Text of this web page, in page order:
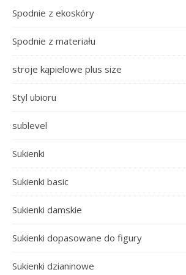
Spodnie z ekoskóry
Spodnie z materiału
stroje kąpielowe plus size
Styl ubioru
sublevel
Sukienki
Sukienki basic
Sukienki damskie
Sukienki dopasowane do figury
Sukienki dzianinowe